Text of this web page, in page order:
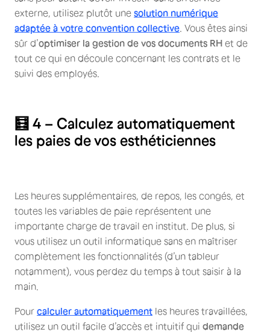
externe, utilisez plutôt une solution numérique
adaptée à votre convention collective . Vous êtes ainsi
sûr d’optimiser la gestion de vos documents RH et de
tout ce qui en découle concernant les contrats et le
suivi des employés.
🧮 4 – Calculez automatiquement
les paies de vos esthéticiennes
Les heures supplémentaires, de repos, les congés, et
toutes les variables de paie représentent une
importante charge de travail en institut. De plus, si
vous utilisez un outil informatique sans en maîtriser
complètement les fonctionnalités (d’un tableur
notamment), vous perdez du temps à tout saisir à la
main.
Pour calculer automatiquement les heures travaillées,
utilisez un outil facile d’accès et intuitif qui demande